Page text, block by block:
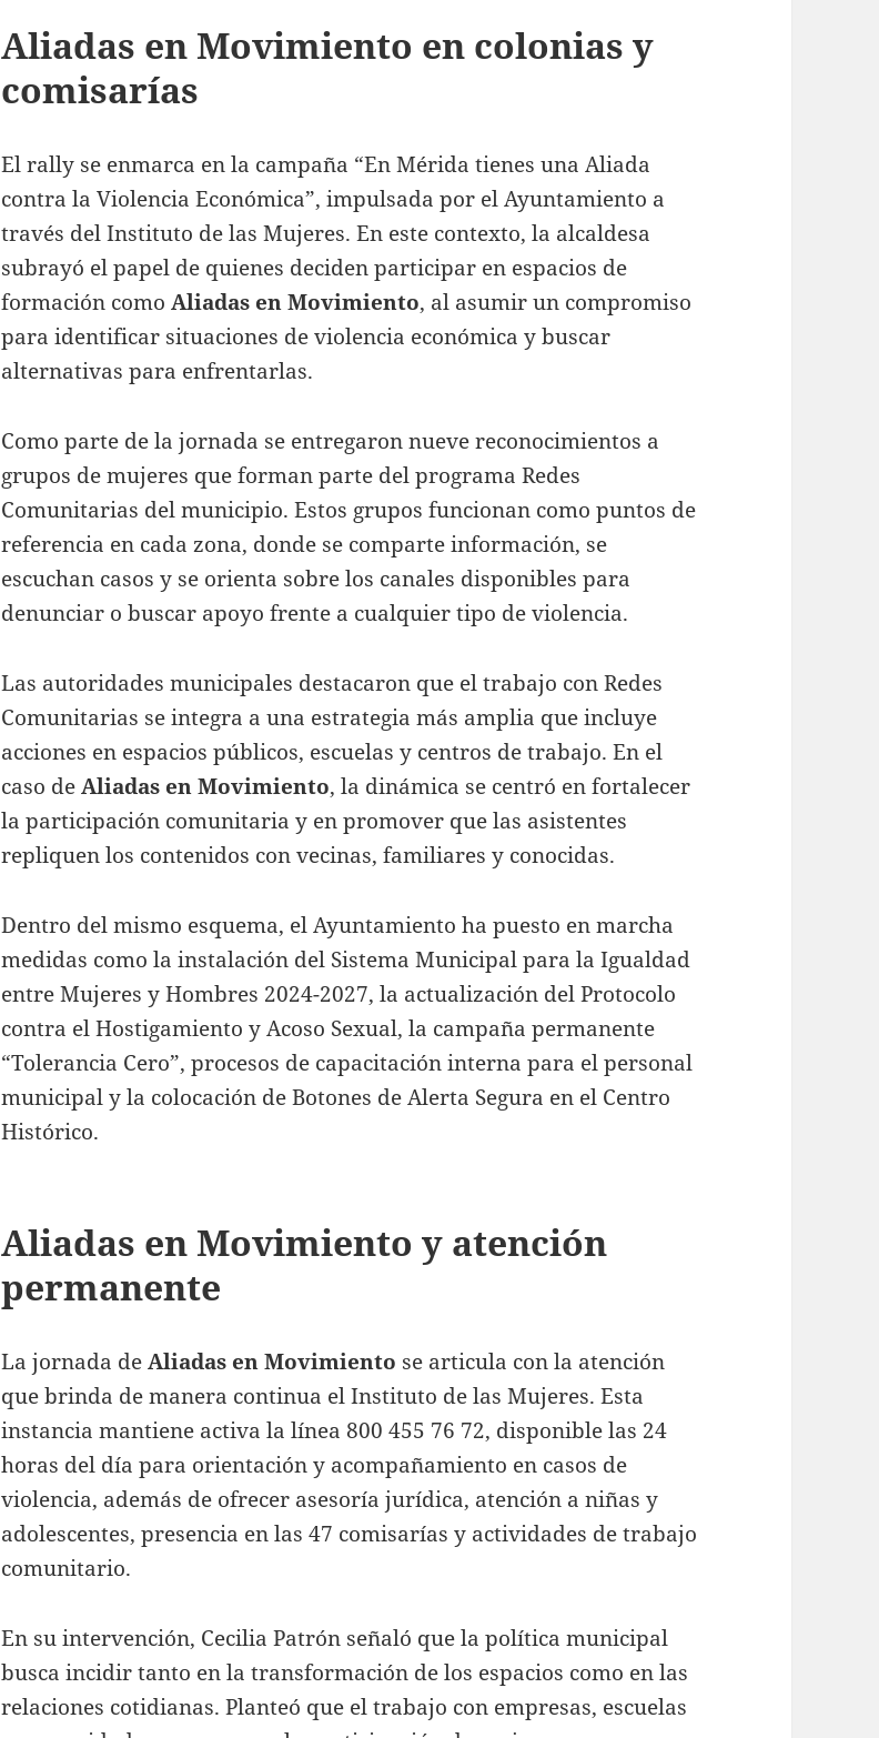
Aliadas en Movimiento en colonias y
comisarías
El rally se enmarca en la campaña “En Mérida tienes una Aliada
contra la Violencia Económica”, impulsada por el Ayuntamiento a
través del Instituto de las Mujeres. En este contexto, la alcaldesa
subrayó el papel de quienes deciden participar en espacios de
formación comoAliadas en Movimiento, al asumir un compromiso
para identificar situaciones de violencia económica y buscar
alternativas para enfrentarlas.
Como parte de la jornada se entregaron nueve reconocimientos a
grupos de mujeres que forman parte del programa Redes
Comunitarias del municipio. Estos grupos funcionan como puntos de
referencia en cada zona, donde se comparte información, se
escuchan casos y se orienta sobre los canales disponibles para
denunciar o buscar apoyo frente a cualquier tipo de violencia.
Las autoridades municipales destacaron que el trabajo con Redes
Comunitarias se integra a una estrategia más amplia que incluye
acciones en espacios públicos, escuelas y centros de trabajo. En el
caso deAliadas en Movimiento, la dinámica se centró en fortalecer
la participación comunitaria y en promover que las asistentes
repliquen los contenidos con vecinas, familiares y conocidas.
Dentro del mismo esquema, el Ayuntamiento ha puesto en marcha
medidas como la instalación del Sistema Municipal para la Igualdad
entre Mujeres y Hombres 2024-2027, la actualización del Protocolo
contra el Hostigamiento y Acoso Sexual, la campaña permanente
“Tolerancia Cero”, procesos de capacitación interna para el personal
municipal y la colocación de Botones de Alerta Segura en el Centro
Histórico.
Aliadas en Movimiento y atención
permanente
La jornada deAliadas en Movimiento se articula con la atención
que brinda de manera continua el Instituto de las Mujeres. Esta
instancia mantiene activa la línea 800 455 76 72, disponible las 24
horas del día para orientación y acompañamiento en casos de
violencia, además de ofrecer asesoría jurídica, atención a niñas y
adolescentes, presencia en las 47 comisarías y actividades de trabajo
comunitario.
En su intervención, Cecilia Patrón señaló que la política municipal
busca incidir tanto en la transformación de los espacios como en las
relaciones cotidianas. Planteó que el trabajo con empresas, escuelas